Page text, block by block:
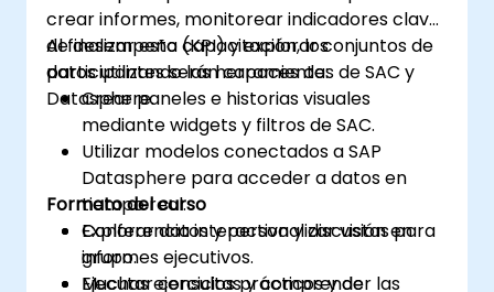
crear informes, monitorear indicadores clave
de desempeño (KPI) y explorar conjuntos de
datos utilizando las herramientas de SAC y
Datasphere.
Al finalizar esta capacitación, los
participantes serán capaces de:
Crear paneles e historias visuales
mediante widgets y filtros de SAC.
Utilizar modelos conectados a SAP
Datasphere para acceder a datos en
tiempo real.
Explorar datos y personalizar vistas para
informes ejecutivos.
Ejecutar consultas y comprender las
Formato del curso
Conferencia interactiva y discusión en
grupo.
Muchas ejercicios prácticos y de